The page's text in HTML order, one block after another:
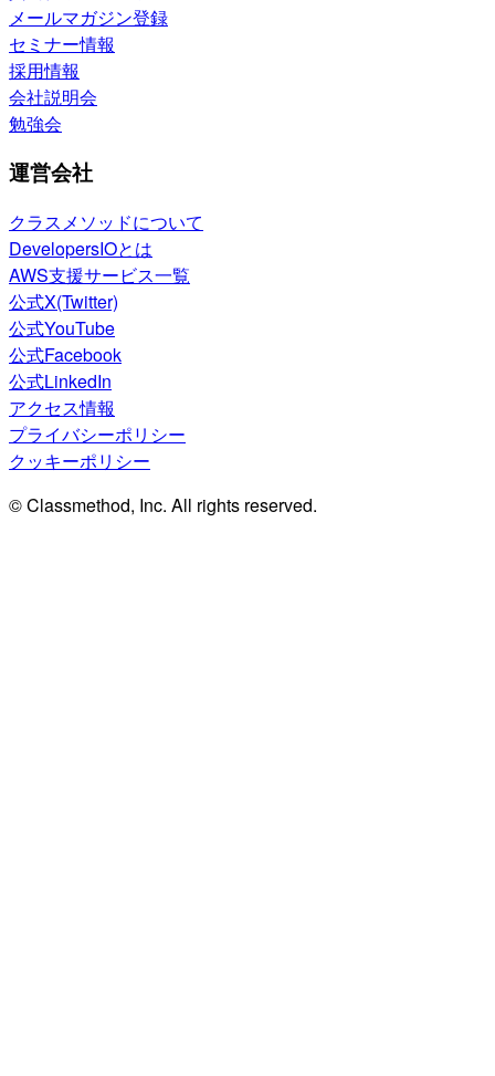
メールマガジン登録
セミナー情報
採用情報
会社説明会
勉強会
運営会社
クラスメソッドについて
DevelopersIOとは
AWS支援サービス一覧
公式X(Twitter)
公式YouTube
公式Facebook
公式LinkedIn
アクセス情報
プライバシーポリシー
クッキーポリシー
© Classmethod, Inc. All rights reserved.